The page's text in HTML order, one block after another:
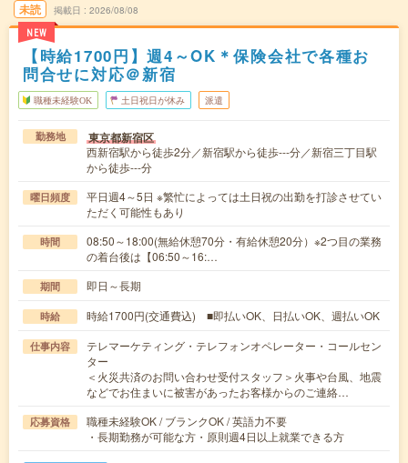
未読
NEW
掲載日 2026/08/08
【時給1700円】週4～OK＊保険会社で各種お
問合せに対応＠新宿
職種未経験OK 土日祝日が休み 派遣
勤務地 東京都新宿区
西新宿駅から徒歩2分／新宿駅から徒歩---分／新宿三丁目駅
から徒歩---分
曜日頻度
平日週4～5日 ※繁忙によっては土日祝の出勤を打診させてい
ただく可能性もあり
時間
08:50～18:00(無給休憩70分・有給休憩20分）※2つ目の業務
の着台後は【06:50～16:…
期間 即日～長期
時給 時給1700円(交通費込) ■即払いOK、日払いOK、週払いOK
仕事内容
テレマーケティング・テレフォンオペレーター・コールセン
ター
＜火災共済のお問い合わせ受付スタッフ＞火事や台風、地震
などでお住まいに被害があったお客様からのご連絡…
応募資格
職種未経験OK / ブランクOK / 英語力不要
・長期勤務が可能な方・原則週4日以上就業できる方